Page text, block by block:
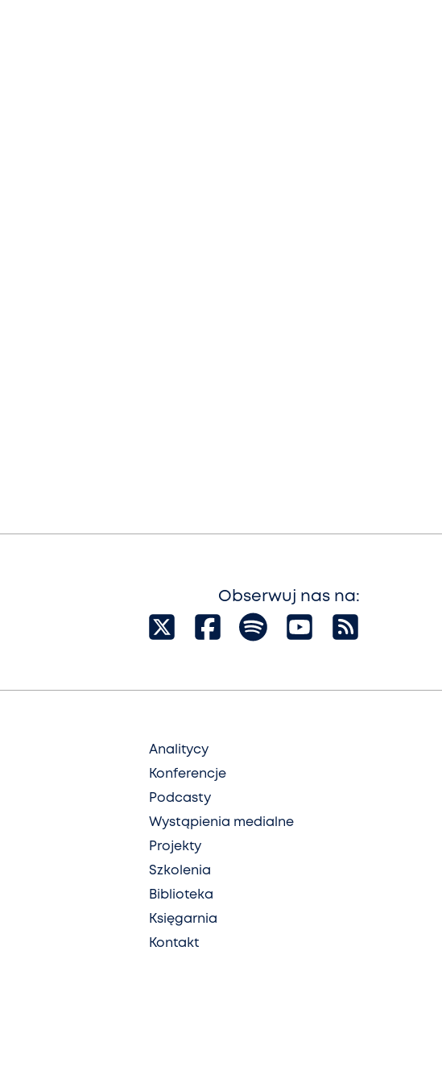
Obserwuj nas na:
Analitycy
Konferencje
Podcasty
Wystąpienia medialne
Projekty
Szkolenia
Biblioteka
Księgarnia
Kontakt